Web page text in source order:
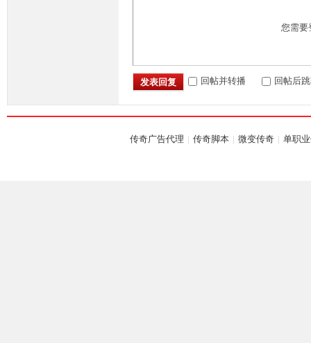
您需要
发表回复 回帖并转播 回帖后
传奇广告代理 | 传奇脚本 | 微变传奇 | 单职